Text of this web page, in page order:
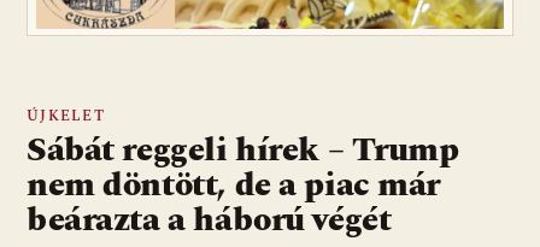
ÚJKELET
Sábát reggeli hírek – Trump
nem döntött, de a piac már
beárazta a háború végét